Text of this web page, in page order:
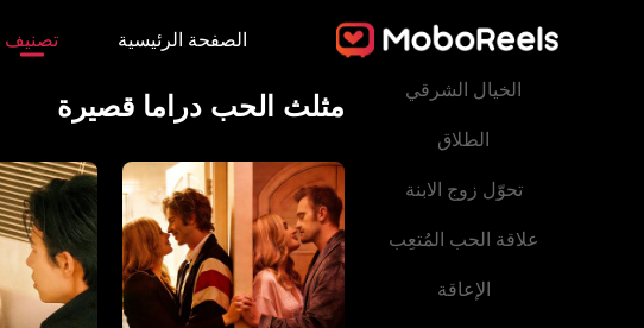
الصفحة الرئيسية تصنيف الندم
الخيال الشرقي
الطلاق
تحوّل زوج الابنة
علاقة الحب المُتعِب
الإعاقة
مثلث الحب دراما قصيرة